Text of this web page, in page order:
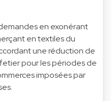
en exonérant
en textiles du
une réduction de
pour les périodes de
imposées par